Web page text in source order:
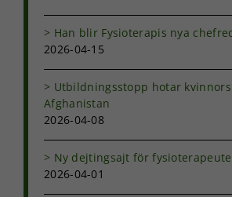
Han blir Fysioterapis nya
2026-04-15
Utbildningsstopp hotar
Afghanistan
2026-04-08
Ny dejtingsajt för
2026-04-01
För
bra
de här